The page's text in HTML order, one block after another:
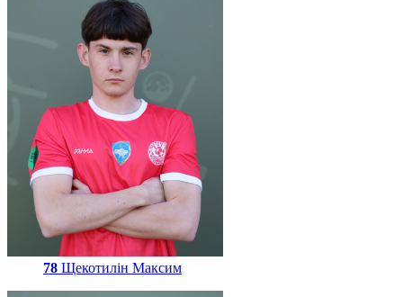
78 Щекотилін Максим